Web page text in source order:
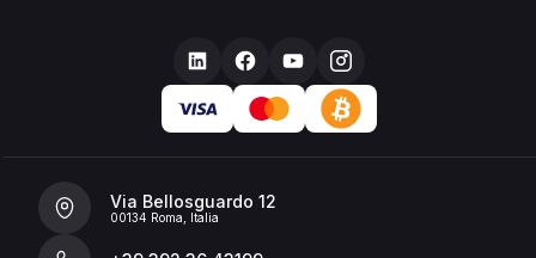
Via Bellosguardo 12
00134 Roma, Italia